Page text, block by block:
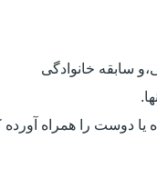
سابقه خانوادگی
یا دوست را همراه